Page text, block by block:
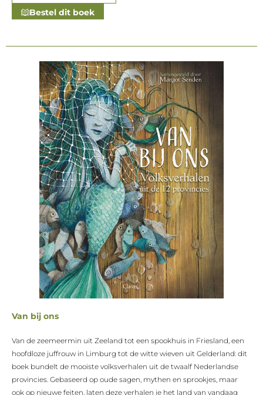
Bestel dit boek
Van bij ons
Van de zeemeermin uit Zeeland tot een spookhuis in Friesland, een
hoofdloze juffrouw in Limburg tot de witte wieven uit Gelderland: dit
boek bundelt de mooiste volksverhalen uit de twaalf Nederlandse
provincies. Gebaseerd op oude sagen, mythen en sprookjes, maar
ook op nieuwe feiten, laten deze verhalen je het land van vandaag